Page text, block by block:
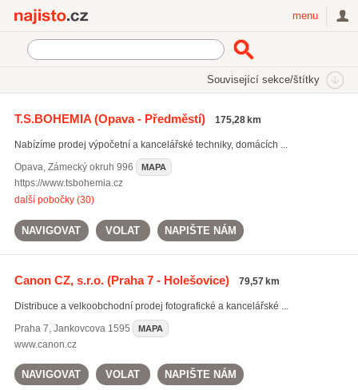
menu
Související sekce/štítky
tiskárny(1232)
notebooky(1133)
T.S.BOHEMIA(Opava - Předměstí) 175,28 km
Nabízíme prodej výpočetní a kancelářské techniky, domácích ...
Opava, Zámecký okruh 996 MAPA
https://www.tsbohemia.cz
další pobočky (30)
NAVIGOVAT VOLAT NAPIŠTE NÁM
Canon CZ, s.r.o.(Praha 7 - Holešovice) 79,57 km
Distribuce a velkoobchodní prodej fotografické a kancelářské ...
Praha 7, Jankovcova 1595 MAPA
www.canon.cz
NAVIGOVAT VOLAT NAPIŠTE NÁM